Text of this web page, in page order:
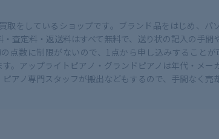
取をしているショップです。ブランド品をはじめ、パ
査定料・返送料はすべて無料で、送り状の記入の手
点数に制限がないので、1点から申し込みすること
。アップライトピアノ・グランドピアノは年代・メ
アノ専門スタッフが搬出などもするので、手間なく売